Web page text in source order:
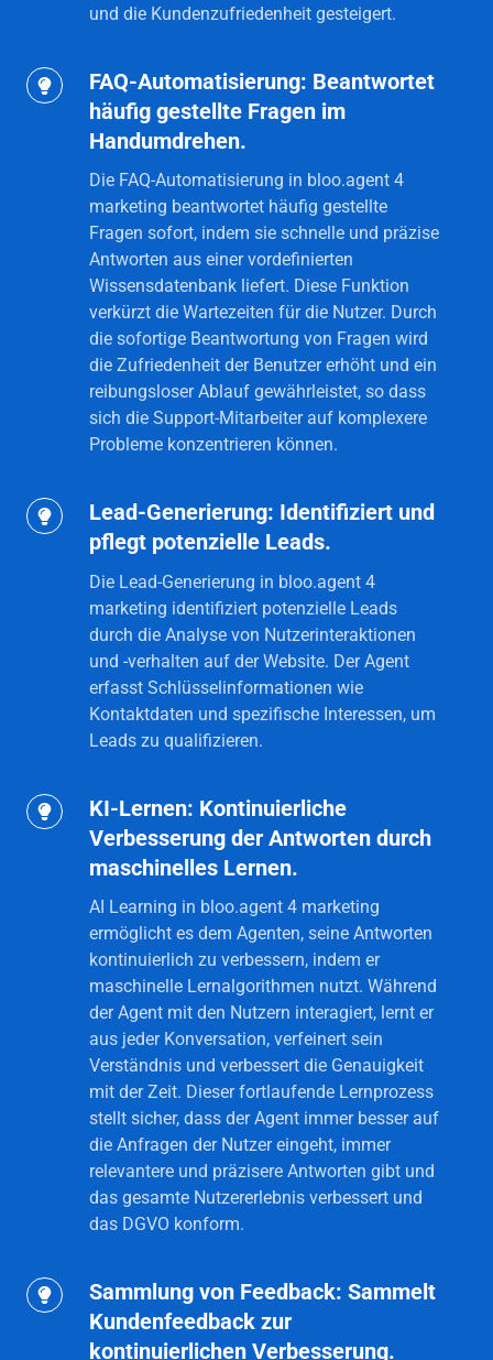
und die Kundenzufriedenheit gesteigert.
FAQ-Automatisierung: Beantwortet
häufig gestellte Fragen im
Handumdrehen.
Die FAQ-Automatisierung in bloo.agent 4
marketing beantwortet häufig gestellte
Fragen sofort, indem sie schnelle und präzise
Antworten aus einer vordefinierten
Wissensdatenbank liefert. Diese Funktion
verkürzt die Wartezeiten für die Nutzer. Durch
die sofortige Beantwortung von Fragen wird
die Zufriedenheit der Benutzer erhöht und ein
reibungsloser Ablauf gewährleistet, so dass
sich die Support-Mitarbeiter auf komplexere
Probleme konzentrieren können.
FAQ-
Automatisierung:
Beantwortet
gestellte
Handumdrehen.
Lead-Generierung: Identifiziert und
pflegt potenzielle Leads.
Die Lead-Generierung in bloo.agent 4
marketing identifiziert potenzielle Leads
durch die Analyse von Nutzerinteraktionen
und -verhalten auf der Website. Der Agent
erfasst Schlüsselinformationen wie
Kontaktdaten und spezifische Interessen, um
Leads zu qualifizieren.
Lead-
Generierung:
Identifiziert
potenzielle
KI-Lernen: Kontinuierliche
Verbesserung der Antworten durch
maschinelles Lernen.
AI Learning in bloo.agent 4 marketing
ermöglicht es dem Agenten, seine Antworten
kontinuierlich zu verbessern, indem er
maschinelle Lernalgorithmen nutzt. Während
der Agent mit den Nutzern interagiert, lernt er
aus jeder Konversation, verfeinert sein
Verständnis und verbessert die Genauigkeit
mit der Zeit. Dieser fortlaufende Lernprozess
stellt sicher, dass der Agent immer besser auf
die Anfragen der Nutzer eingeht, immer
relevantere und präzisere Antworten gibt und
das gesamte Nutzererlebnis verbessert und
das DGVO konform.
KI-
Lernen:
Kontinuierliche
Verbesserung
Antworten
maschinelles
Lernen.
Sammlung von Feedback: Sammelt
Kundenfeedback zur
kontinuierlichen Verbesserung.
Sammlung
Feedback: